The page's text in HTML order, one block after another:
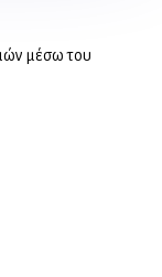
μέσω του